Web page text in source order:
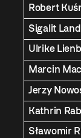
Robert
Sigalit
Ulrike
Marcin
Jerzy
Kathrin
Sławomir